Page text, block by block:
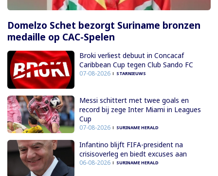
Domelzo Schet bezorgt Suriname bronzen
medaille op CAC-Spelen
Broki verliest debuut in Concacaf
Caribbean Cup tegen Club Sando FC
07-08-2026 STARNIEUWS
Messi schittert met twee goals en
record bij zege Inter Miami in Leagues
Cup
07-08-2026 SURINAME HERALD
Infantino blijft FIFA-president na
crisisoverleg en biedt excuses aan
06-08-2026 SURINAME HERALD